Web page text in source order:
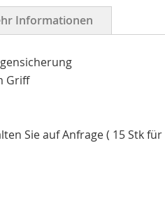
Griff
Sie auf Anfrage ( 15 Stk für
Informationen